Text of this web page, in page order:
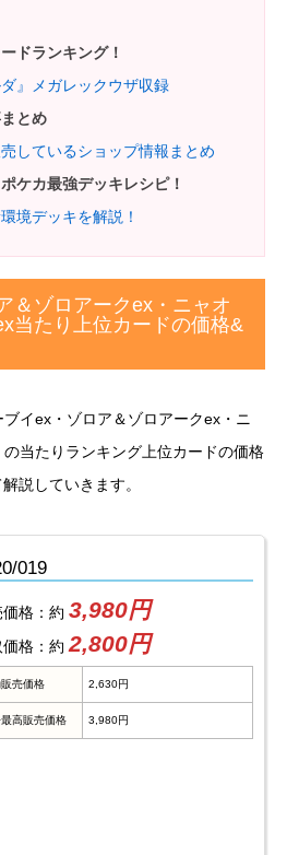
ドランキング！
ダ』メガレックウザ収録
とめ
しているショップ情報まとめ
ポケカ最強デッキレシピ！
境デッキを解説！
＆ゾロアークex・ニャオ
当たり上位カードの価格&
イex・ゾロア＆ゾロアークex・ニ
当たりランキング上位カードの価格
説していきます。
019
価格：約 3,980円
価格：約 2,800円
売価格 2,630円
高販売価格 3,980円